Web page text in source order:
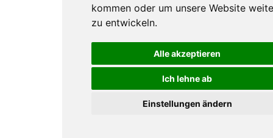
kommen oder um unsere Website
zu entwickeln.
Alle akzeptieren
Ich lehne ab
Einstellungen ändern